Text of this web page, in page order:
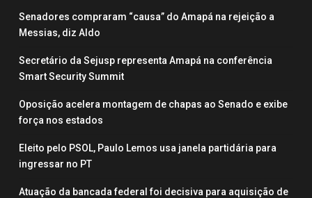
Senadores compraram “causa” do Amapá na rejeição a
Messias, diz Aldo
Secretário da Sejusp representa Amapá na conferência
Smart Security Summit
Oposição acelera montagem de chapas ao Senado e exibe
força nos estados
Eleito pelo PSOL, Paulo Lemos usa janela partidária para
ingressar no PT
Atuação da bancada federal foi decisiva para aquisição de